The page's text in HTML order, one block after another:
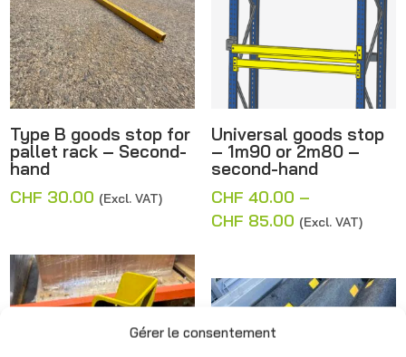
Gérer le consentement
Type B goods stop for
pallet rack – Second-
hand
CHF 30.00 (Excl. VAT)
Universal goods stop
– 1m90 or 2m80 –
second-hand
CHF 40.00 –
CHF 85.00Price
through
CHF 85.00
(Excl. VAT)